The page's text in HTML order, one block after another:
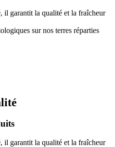
il garantit la qualité et la fraîcheur
sur nos terres réparties
il garantit la qualité et la fraîcheur